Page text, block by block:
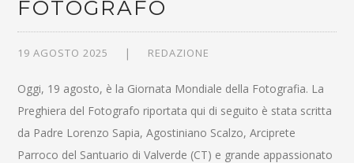
FOTOGRAFO
19 AGOSTO 2025 REDAZIONE
Oggi, 19 agosto, è la Giornata Mondiale della Fotografia. La
Preghiera del Fotografo riportata qui di seguito è stata scritta
da Padre Lorenzo Sapia, Agostiniano Scalzo, Arciprete
Parroco del Santuario di Valverde (CT) e grande appassionato